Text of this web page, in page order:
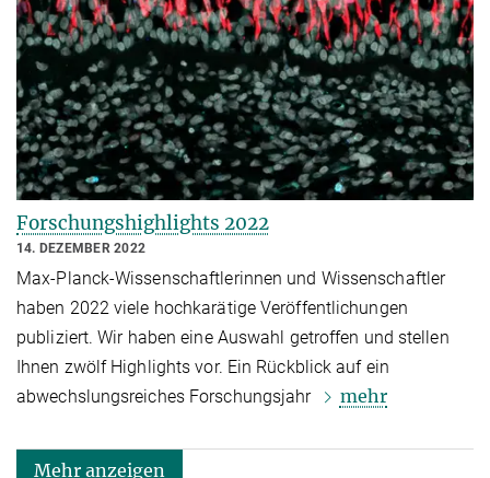
Forschungshighlights 2022
14. DEZEMBER 2022
Max-Planck-Wissenschaftlerinnen und Wissenschaftler
haben 2022 viele hochkarätige Veröffentlichungen
publiziert. Wir haben eine Auswahl getroffen und stellen
Ihnen zwölf Highlights vor. Ein Rückblick auf ein
abwechslungsreiches Forschungsjahr
mehr
Mehr anzeigen